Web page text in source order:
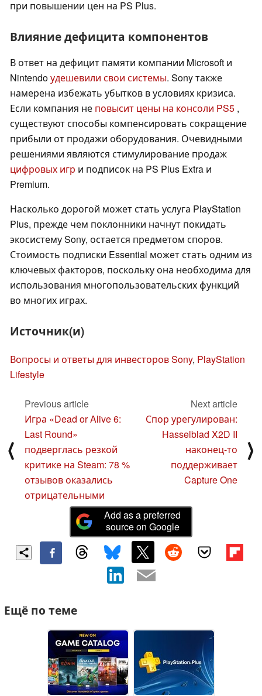
при повышении цен на PS Plus.
Влияние дефицита компонентов
В ответ на дефицит памяти компании Microsoft и
Nintendoудешевили свои системы. Sony также
намерена избежать убытков в условиях кризиса.
Если компания не повысит цены на консоли PS5 ,
существуют способы компенсировать сокращение
прибыли от продажи оборудования. Очевидными
решениями являются стимулирование продаж
цифровых игр и подписок на PS Plus Extra и
Premium.
Насколько дорогой может стать услуга PlayStation
Plus, прежде чем поклонники начнут покидать
экосистему Sony, остается предметом споров.
Стоимость подписки Essential может стать одним из
ключевых факторов, поскольку она необходима для
использования многопользовательских функций
во многих играх.
Источник(и)
Вопросы и ответы для инвесторов Sony, PlayStation
Lifestyle
⟨
Previous article
Игра «Dead or Alive 6:
Last Round»
подверглась резкой
критике на Steam: 78 %
отзывов оказались
отрицательными
Next article
Спор урегулирован:
Hasselblad X2D II
наконец-то
поддерживает
Capture One
⟩
Add as a preferred
source on Google
Ещё по теме